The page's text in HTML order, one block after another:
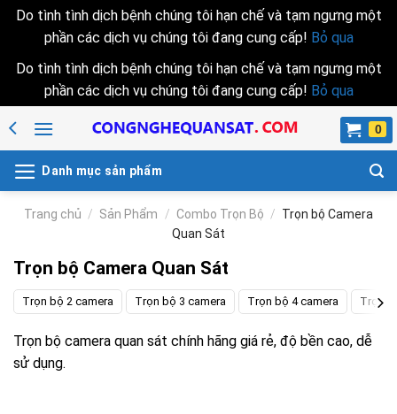
Do tình tình dịch bệnh chúng tôi hạn chế và tạm ngưng một
phần các dịch vụ chúng tôi đang cung cấp! Bỏ qua
Do tình tình dịch bệnh chúng tôi hạn chế và tạm ngưng một
phần các dịch vụ chúng tôi đang cung cấp! Bỏ qua
to
content
Danh mục sản phẩm
Trang chủ / Sản Phẩm / Combo Trọn Bộ / Trọn bộ Camera
Quan Sát
Trọn bộ Camera Quan Sát
Trọn bộ 2 camera Trọn bộ 3 camera Trọn bộ 4 camera Trọn
Trọn bộ camera quan sát chính hãng giá rẻ, độ bền cao, dễ
sử dụng.